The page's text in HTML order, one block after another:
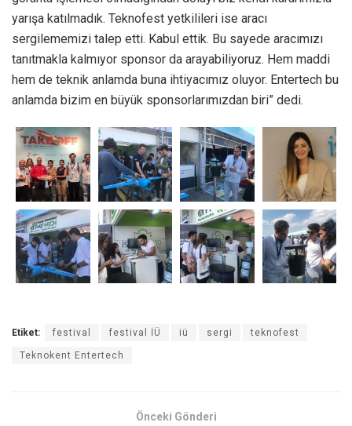
yarışa katılmadık. Teknofest yetkilileri ise aracı
sergilememizi talep etti. Kabul ettik. Bu sayede aracımızı
tanıtmakla kalmıyor sponsor da arayabiliyoruz. Hem maddi
hem de teknik anlamda buna ihtiyacımız oluyor. Entertech bu
anlamda bizim en büyük sponsorlarımızdan biri” dedi.
Etiket: festival festival İÜ iü sergi teknofest
Teknokent Entertech
Önceki Gönderi